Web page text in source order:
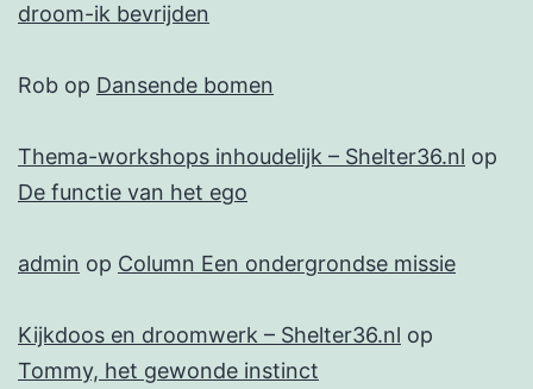
droom-ik bevrijden
Rob op Dansende bomen
Thema-workshops inhoudelijk – Shelter36.nl op
De functie van het ego
admin op Column Een ondergrondse missie
Kijkdoos en droomwerk – Shelter36.nl op
Tommy, het gewonde instinct